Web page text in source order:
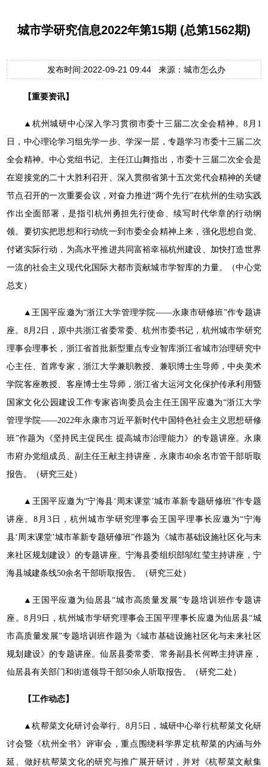
城市学研究信息2022年第15期 (总第1562期)
发布时间:2022-09-21 09:44 来源：城市怎么办
【重要资讯】
▲杭州城研中心深入学习贯彻市委十三届二次全会精神。8月1
日，中心理论学习组先学一步、学深一层，专题学习市委十三届二次
全会精神。中心党组书记、主任江山舞指出，市委十三届二次全会是
在迎接党的二十大胜利召开、深入贯彻省第十五次党代会精神的关键
节点召开的一次重要会议，对奋力推进“两个先行”在杭州的生动实践
作出全面部署，是指引杭州勇担先行使命、续写时代华章的行动纲
领。要切实把思想和行动统一到市委全会精神上来，强化思想自觉、
付诸实际行动，为高水平推进共同富裕幸福杭州建设、加快打造世界
一流的社会主义现代化国际大都市贡献城市学智库的力量。（中心党
总支）
▲王国平应邀为“浙江大学管理学院——永康市研修班”作专题讲
座。8月2日，原中共浙江省委常委、杭州市委书记，杭州城市学研究
理事会理事长，浙江省首批新型重点专业智库浙江省城市治理研究中
心主任、首席专家，浙江大学兼职教授、兼职博士生导师，中央美术
学院客座教授、客座博士生导师，浙江省大运河文化保护传承利用暨
国家文化公园建设工作专家咨询委员会主任王国平应邀为“浙江大学
管理学院——2022年永康市习近平新时代中国特色社会主义思想研修
班”作题为《坚持民主促民生 提高城市治理能力》的专题讲座。永康
市府办党组成员、副主任王献主持讲座，永康市40余名市管干部听取
报告。（研究三处）
▲王国平应邀为“宁海县‘周末课堂’城市革新专题研修班”作专题
讲座。8月3日，杭州城市学研究理事会王国平理事长应邀为“宁海
县‘周末课堂’城市革新专题研修班”作题为《城市基础设施社区化与未
来社区规划建设》的专题讲座。宁海县委组织部邬红莹主持讲座，宁
海县城建条线50余名干部听取报告。（研究三处）
▲王国平应邀为仙居县“城市高质量发展”专题培训班作专题讲
座。8月9日，杭州城市学研究理事会王国平理事长应邀为仙居县“城
市高质量发展”专题培训班作题为《城市基础设施社区化与未来社区
规划建设》的专题讲座。仙居县委常委、常务副县长何晔主持讲座，
仙居县有关部门和街道领导干部50余人听取报告。（研究二处）
【工作动态】
▲杭帮菜文化研讨会举行。8月5日，城研中心举行杭帮菜文化研
讨会暨《杭州全书》评审会，重点围绕科学界定杭帮菜的内涵与外
延、做好杭帮菜文化的研究与推广展开研讨，并对《杭帮菜文献集